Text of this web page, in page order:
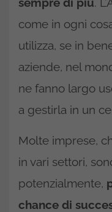
come in ogni
utilizza, se in
aziende, nel
ne fanno largo
a gestirla in un
Molte imprese,
in vari settori,
potenzialmente,
chance di